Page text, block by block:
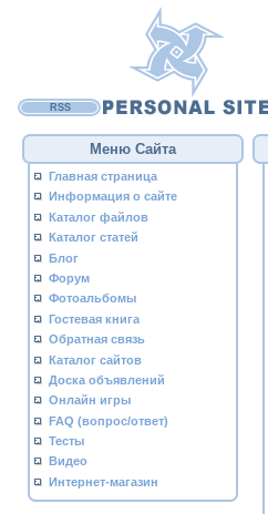
RSS
Меню Сайта
Главная страница
Информация о сайте
Каталог файлов
Каталог статей
Блог
Форум
Фотоальбомы
Гостевая книга
Обратная связь
Каталог сайтов
Доска объявлений
Онлайн игры
FAQ (вопрос/ответ)
Тесты
Видео
Интернет-магазин